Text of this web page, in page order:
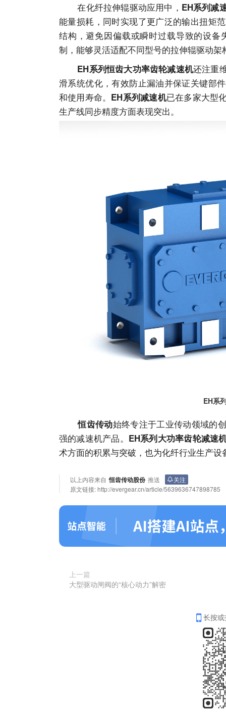
在化纤拉伸辊驱动应用中， EH系列减
能量损耗，同时实现了更广泛的输出扭矩
结构，避免因偏载或瞬时过载导致的设备
制，能够灵活适配不同型号的拉伸辊驱动架
EH系列恒齿大功率齿轮减速机还注重
滑系统优化，有效防止漏油并保证关键部
和使用寿命。 EH系列减速机已在多家大型
生产线同步精度方面表现突出。
EH系
恒齿传动始终专注于工业传动领域的
强的减速机产品。 EH系列大功率齿轮减速
术方面的积累与突破，也为化纤行业生产
以上内容来自 恒齿传动股份 推送
关注
原文链接:http://evergear.cn/article/5639636747898785
上一篇
大型驱动闸阀的“核心动力”解密
长按